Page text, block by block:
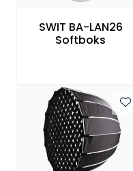
SWIT BA-LAN26
Softboks